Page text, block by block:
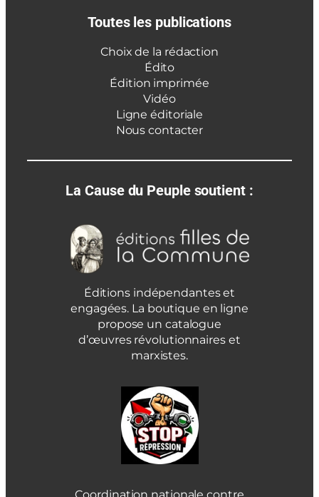
Toutes les publications
Choix de la rédaction
Édito
Édition imprimée
Vidéo
Ligne éditoriale
Nous contacter
La Cause du Peuple soutient :
Éditions indépendantes et
engagées. La boutique en ligne
propose un catalogue
d’œuvres révolutionnaires et
marxistes.